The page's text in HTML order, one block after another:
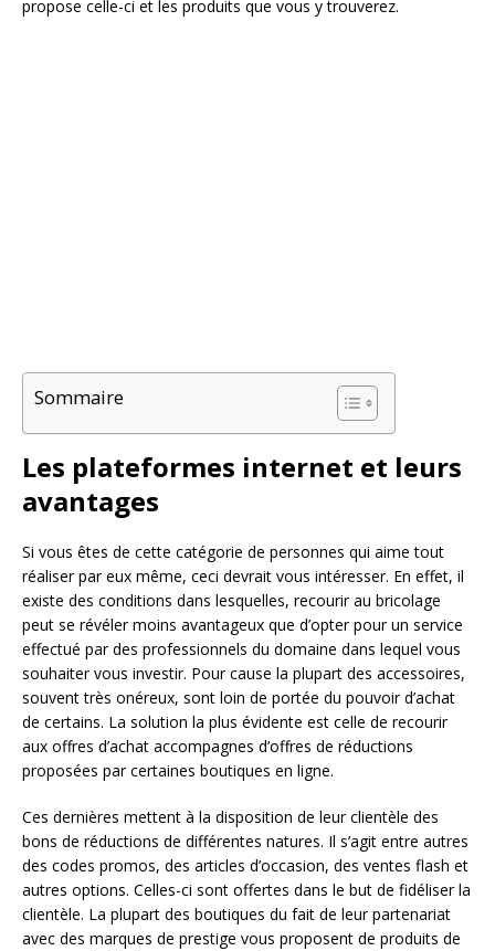
propose celle-ci et les produits que vous y trouverez.
Sommaire
Les plateformes internet et leurs
avantages
Si vous êtes de cette catégorie de personnes qui aime tout
réaliser par eux même, ceci devrait vous intéresser. En effet, il
existe des conditions dans lesquelles, recourir au bricolage
peut se révéler moins avantageux que d’opter pour un service
effectué par des professionnels du domaine dans lequel vous
souhaiter vous investir. Pour cause la plupart des accessoires,
souvent très onéreux, sont loin de portée du pouvoir d’achat
de certains. La solution la plus évidente est celle de recourir
aux offres d’achat accompagnes d’offres de réductions
proposées par certaines boutiques en ligne.
Ces dernières mettent à la disposition de leur clientèle des
bons de réductions de différentes natures. Il s’agit entre autres
des codes promos, des articles d’occasion, des ventes flash et
autres options. Celles-ci sont offertes dans le but de fidéliser la
clientèle. La plupart des boutiques du fait de leur partenariat
avec des marques de prestige vous proposent de produits de